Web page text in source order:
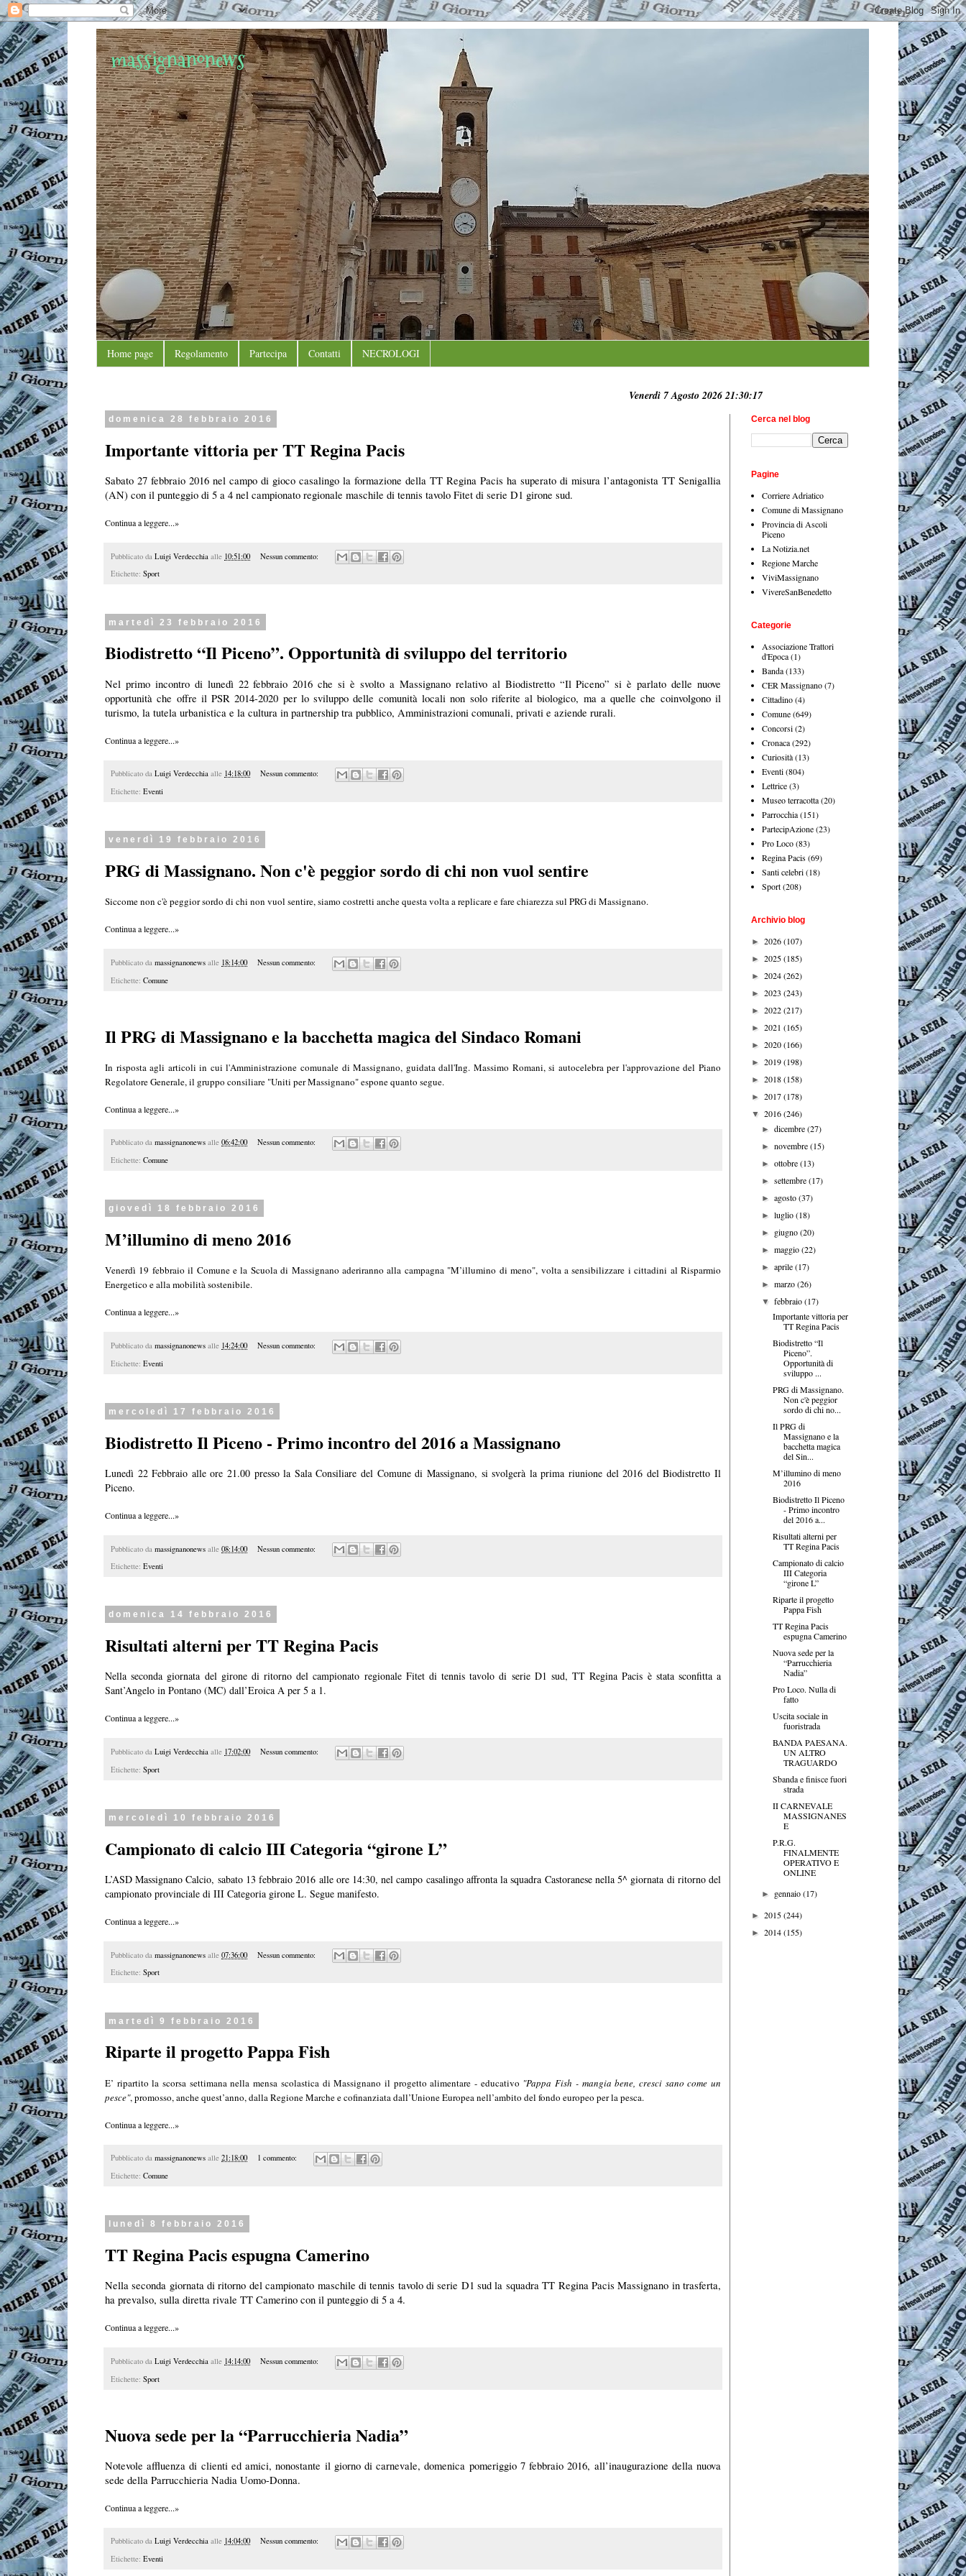
massignanonews
Home page Regolamento Partecipa Contatti NECROLOGI
Venerdì 7 Agosto 2026 21:30:18
domenica 28 febbraio 2016
Importante vittoria per TT Regina Pacis
Sabato 27 febbraio 2016 nel campo di gioco casalingo la formazione della TT Regina Pacis ha superato di misura l’antagonista TT Senigallia
(AN) con il punteggio di 5 a 4 nel campionato regionale maschile di tennis tavolo Fitet di serie D1 girone sud.
Continua a leggere...»
Pubblicato da Luigi Verdecchia alle 10:51:00
Nessun commento:
Etichette: Sport
martedì 23 febbraio 2016
Biodistretto “Il Piceno”. Opportunità di sviluppo del territorio
Nel primo incontro di lunedì 22 febbraio 2016 che si è svolto a Massignano relativo al Biodistretto “Il Piceno” si è parlato delle nuove
opportunità che offre il PSR 2014-2020 per lo sviluppo delle comunità locali non solo riferite al biologico, ma a quelle che coinvolgono il
turismo, la tutela urbanistica e la cultura in partnership tra pubblico, Amministrazioni comunali, privati e aziende rurali.
Continua a leggere...»
Pubblicato da Luigi Verdecchia alle 14:18:00
Nessun commento:
Etichette: Eventi
venerdì 19 febbraio 2016
PRG di Massignano. Non c'è peggior sordo di chi non vuol sentire
Siccome non c'è peggior sordo di chi non vuol sentire, siamo costretti anche questa volta a replicare e fare chiarezza sul PRG di Massignano.
Continua a leggere...»
Pubblicato da massignanonews alle 18:14:00
Nessun commento:
Etichette: Comune
Il PRG di Massignano e la bacchetta magica del Sindaco Romani
In risposta agli articoli in cui l'Amministrazione comunale di Massignano, guidata dall'Ing. Massimo Romani, si autocelebra per l'approvazione del Piano
Regolatore Generale, il gruppo consiliare "Uniti per Massignano" espone quanto segue.
Continua a leggere...»
Pubblicato da massignanonews alle 06:42:00
Nessun commento:
Etichette: Comune
giovedì 18 febbraio 2016
M’illumino di meno 2016
Venerdì 19 febbraio il Comune e la Scuola di Massignano aderiranno alla campagna "M’illumino di meno", volta a sensibilizzare i cittadini al Risparmio
Energetico e alla mobilità sostenibile.
Continua a leggere...»
Pubblicato da massignanonews alle 14:24:00
Nessun commento:
Etichette: Eventi
mercoledì 17 febbraio 2016
Biodistretto Il Piceno - Primo incontro del 2016 a Massignano
Lunedì 22 Febbraio alle ore 21.00 presso la Sala Consiliare del Comune di Massignano, si svolgerà la prima riunione del 2016 del Biodistretto Il
Piceno.
Continua a leggere...»
Pubblicato da massignanonews alle 08:14:00
Nessun commento:
Etichette: Eventi
domenica 14 febbraio 2016
Risultati alterni per TT Regina Pacis
Nella seconda giornata del girone di ritorno del campionato regionale Fitet di tennis tavolo di serie D1 sud, TT Regina Pacis è stata sconfitta a
Sant’Angelo in Pontano (MC) dall’Eroica A per 5 a 1.
Continua a leggere...»
Pubblicato da Luigi Verdecchia alle 17:02:00
Nessun commento:
Etichette: Sport
mercoledì 10 febbraio 2016
Campionato di calcio III Categoria “girone L”
L’ASD Massignano Calcio, sabato 13 febbraio 2016 alle ore 14:30, nel campo casalingo affronta la squadra Castoranese nella 5^ giornata di ritorno del
campionato provinciale di III Categoria girone L. Segue manifesto.
Continua a leggere...»
Pubblicato da massignanonews alle 07:36:00
Nessun commento:
Etichette: Sport
martedì 9 febbraio 2016
Riparte il progetto Pappa Fish
E’ ripartito la scorsa settimana nella mensa scolastica di Massignano il progetto alimentare - educativo "Pappa Fish - mangia bene, cresci sano come un
pesce", promosso, anche quest’anno, dalla Regione Marche e cofinanziata dall’Unione Europea nell’ambito del fondo europeo per la pesca.
Continua a leggere...»
Pubblicato da massignanonews alle 21:18:00
1 commento:
Etichette: Comune
lunedì 8 febbraio 2016
TT Regina Pacis espugna Camerino
Nella seconda giornata di ritorno del campionato maschile di tennis tavolo di serie D1 sud la squadra TT Regina Pacis Massignano in trasferta,
ha prevalso, sulla diretta rivale TT Camerino con il punteggio di 5 a 4.
Continua a leggere...»
Pubblicato da Luigi Verdecchia alle 14:14:00
Nessun commento:
Etichette: Sport
Nuova sede per la “Parrucchieria Nadia”
Notevole affluenza di clienti ed amici, nonostante il giorno di carnevale, domenica pomeriggio 7 febbraio 2016, all’inaugurazione della nuova
sede della Parrucchieria Nadia Uomo-Donna.
Continua a leggere...»
Pubblicato da Luigi Verdecchia alle 14:04:00
Nessun commento:
Etichette: Eventi
Cerca nel blog
Pagine
Corriere Adriatico
Comune di Massignano
Provincia di Ascoli
Piceno
La Notizia.net
Regione Marche
ViviMassignano
VivereSanBenedetto
Categorie
Associazione Trattori
d'Epoca(1)
Banda(133)
CER Massignano(7)
Cittadino(4)
Comune(649)
Concorsi(2)
Cronaca(292)
Curiosità(13)
Eventi(804)
Lettrice(3)
Museo terracotta(20)
Parrocchia(151)
PartecipAzione(23)
Pro Loco(83)
Regina Pacis(69)
Santi celebri(18)
Sport(208)
Archivio blog
► 2026(107)
► 2025(185)
► 2024(262)
► 2023 (243)
► 2022(217)
► 2021 (165)
► 2020(166)
► 2019(198)
► 2018(158)
► 2017(178)
▼ 2016(246)
►dicembre(27)
►novembre(15)
►ottobre(13)
►settembre(17)
►agosto(37)
►luglio(18)
► giugno(20)
►maggio(22)
►aprile(17)
►marzo(26)
▼febbraio(17)
Importante vittoria per
TT Regina Pacis
Biodistretto “Il
Piceno”.
Opportunità di
sviluppo ...
PRG di Massignano.
Non c'è peggior
sordo di chi no...
Il PRG di
Massignano e la
bacchetta magica
del Sin...
M’illumino di meno
2016
Biodistretto Il Piceno
- Primo incontro
del 2016 a...
Risultati alterni per
TT Regina Pacis
Campionato di calcio
III Categoria
“girone L”
Riparte il progetto
Pappa Fish
TT Regina Pacis
espugna Camerino
Nuova sede per la
“Parrucchieria
Nadia”
Pro Loco. Nulla di
fatto
Uscita sociale in
fuoristrada
BANDA PAESANA.
UN ALTRO
TRAGUARDO
Sbanda e finisce fuori
strada
II CARNEVALE
MASSIGNANES
E
P.R.G.
FINALMENTE
OPERATIVO E
ONLINE
► gennaio(17)
► 2015(244)
► 2014(155)